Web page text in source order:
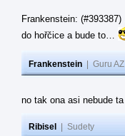
Frankenstein:
do hořčice a bude to…
Frankenstein Guru
no tak ona asi nebude
Ribisel Sudety